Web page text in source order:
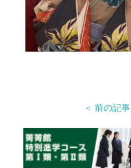
＜ 前の記事